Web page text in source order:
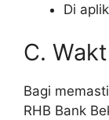
Di
C.
Bagi
RHB Bank